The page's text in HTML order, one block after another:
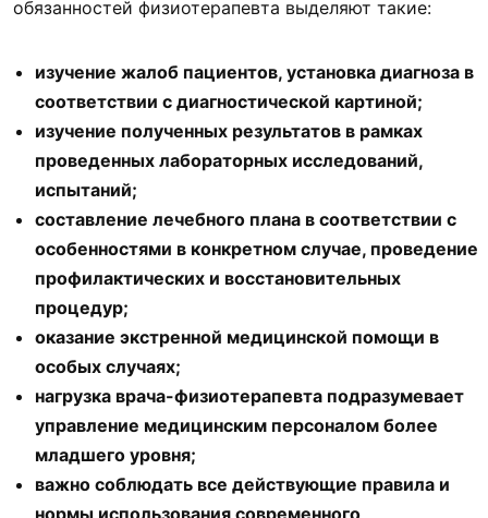
обязанностей физиотерапевта выделяют такие:
изучение жалоб пациентов, установка диагноза в
соответствии с диагностической картиной;
изучение полученных результатов в рамках
проведенных лабораторных исследований,
испытаний;
составление лечебного плана в соответствии с
особенностями в конкретном случае, проведение
профилактических и восстановительных
процедур;
оказание экстренной медицинской помощи в
особых случаях;
нагрузка врача-физиотерапевта подразумевает
управление медицинским персоналом более
младшего уровня;
важно соблюдать все действующие правила и
нормы использования современного